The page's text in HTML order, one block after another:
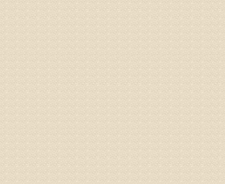
姓名：
病情描
的检查
济南杏
术，无
由于专
病情描
专家回
先需要
同时，
突出的